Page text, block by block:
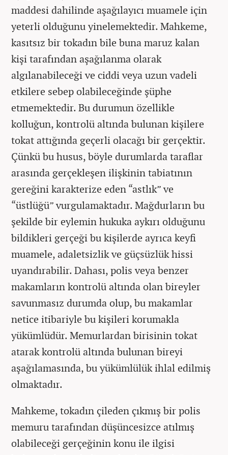
maddesi dahilinde aşağılayıcı muamele için
yeterli olduğunu yinelemektedir. Mahkeme,
kasıtsız bir tokadın bile buna maruz kalan
kişi tarafından aşağılanma olarak
algılanabileceği ve ciddi veya uzun vadeli
etkilere sebep olabileceğinde şüphe
etmemektedir. Bu durumun özellikle
kolluğun, kontrolü altında bulunan kişilere
tokat attığında geçerli olacağı bir gerçektir.
Çünkü bu husus, böyle durumlarda taraflar
arasında gerçekleşen ilişkinin tabiatının
gereğini karakterize eden “astlık” ve
“üstlüğü” vurgulamaktadır. Mağdurların bu
şekilde bir eylemin hukuka aykırı olduğunu
bildikleri gerçeği bu kişilerde ayrıca keyfi
muamele, adaletsizlik ve güçsüzlük hissi
uyandırabilir. Dahası, polis veya benzer
makamların kontrolü altında olan bireyler
savunmasız durumda olup, bu makamlar
netice itibariyle bu kişileri korumakla
yükümlüdür. Memurlardan birisinin tokat
atarak kontrolü altında bulunan bireyi
aşağılamasında, bu yükümlülük ihlal edilmiş
olmaktadır.
Mahkeme, tokadın çileden çıkmış bir polis
memuru tarafından düşüncesizce atılmış
olabileceği gerçeğinin konu ile ilgisi